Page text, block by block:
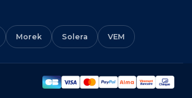
Morek Solera VEM